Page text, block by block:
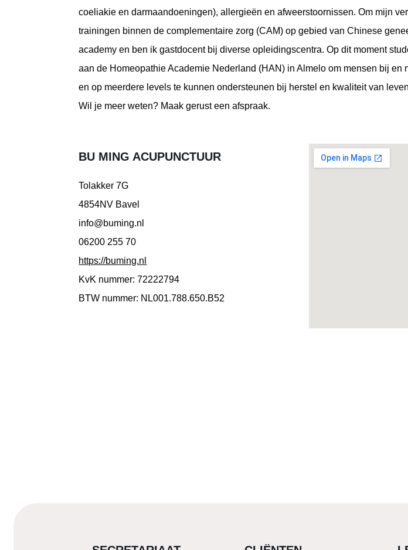
coeliakie en darmaandoeningen), allergieën en afweerstoornissen. Om mijn
trainingen binnen de complementaire zorg (CAM) op gebied van Chinese
academy en ben ik gastdocent bij diverse opleidingscentra. Op dit moment
aan de Homeopathie Academie Nederland (HAN) in Almelo om mensen bij en
en op meerdere levels te kunnen ondersteunen bij herstel en kwaliteit van
Wil je meer weten? Maak gerust een afspraak.
BU MING ACUPUNCTUUR
Tolakker 7G
4854NV Bavel
info@buming.nl
06200 255 70
https://buming.nl
KvK nummer: 72222794
BTW nummer: NL001.788.650.B52